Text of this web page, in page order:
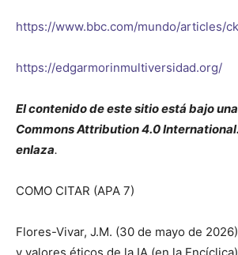
https://www.bbc.com/mundo/articles/
https://edgarmorinmultiversidad.org/
El contenido de este sitio está bajo
Commons Attribution 4.0
enlaza.
COMO CITAR (APA 7)
Flores-Vivar, J.M. (30 de mayo de